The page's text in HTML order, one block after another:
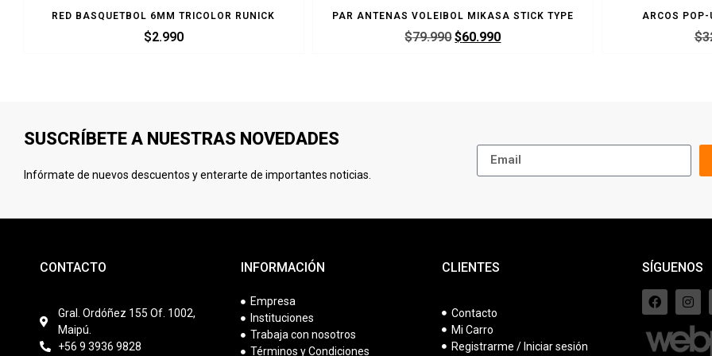
RED BASQUETBOL 6MM TRICOLOR RUNICK
$2.990
PAR ANTENAS VOLEIBOL MIKASA STICK TYPE
$79.990 $60.990
ARCOS POP-
$
SUSCRÍBETE A NUESTRAS NOVEDADES
Infórmate de nuevos descuentos y enterarte de importantes noticias.
CONTACTO
Gral. Ordóñez 155 Of. 1002,
Maipú.
+56 9 3936 9828
INFORMACIÓN
Empresa
Instituciones
Trabaja con nosotros
Términos y Condiciones
CLIENTES
Contacto
Mi Carro
Registrarme / Iniciar sesión
SÍGUENOS